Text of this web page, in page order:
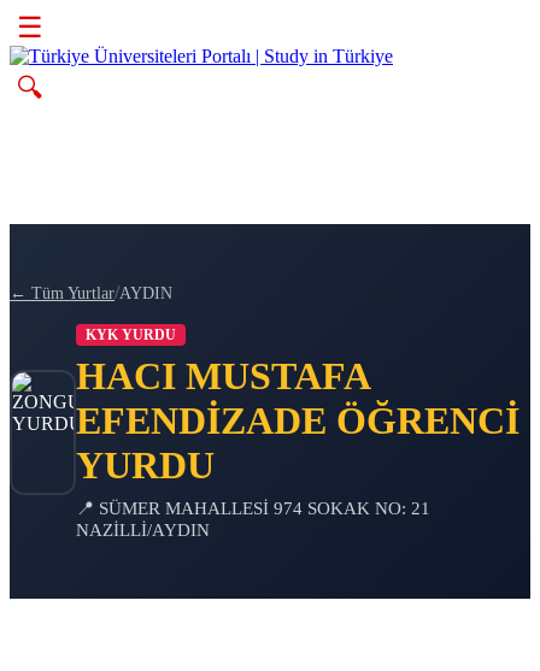
☰
🔍
← Tüm Yurtlar/AYDIN
KYK YURDU
HACI MUSTAFA
EFENDİZADE ÖĞRENCİ
YURDU
📍 SÜMER MAHALLESİ 974 SOKAK NO: 21
NAZİLLİ/AYDIN